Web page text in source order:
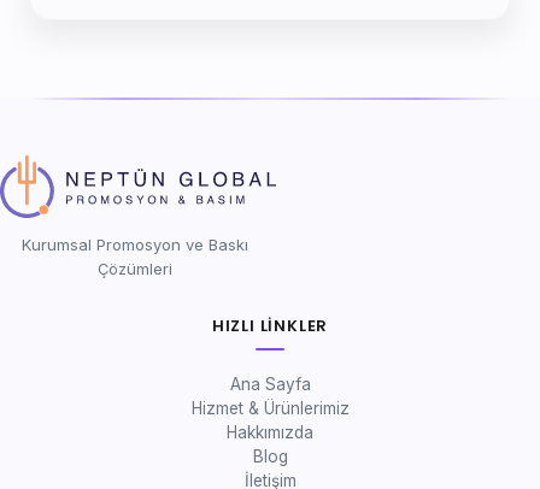
Kurumsal Promosyon ve Baskı
Çözümleri
HIZLI LINKLER
Ana Sayfa
Hizmet & Ürünlerimiz
Hakkımızda
Blog
İletişim